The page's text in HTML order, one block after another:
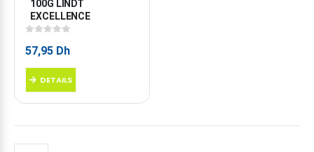
100G LINDT
EXCELLENCE
57,95 Dh
DETAILS